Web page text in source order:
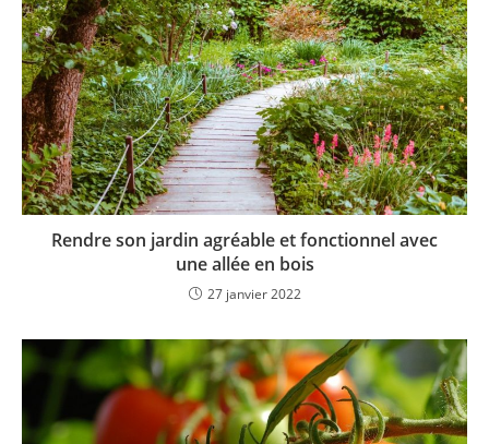
Rendre son jardin agréable et fonctionnel avec
une allée en bois
27 janvier 2022